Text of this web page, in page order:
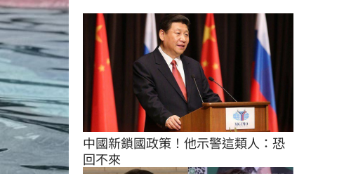
中國新鎖國政策！他示警這類人：恐
回不來